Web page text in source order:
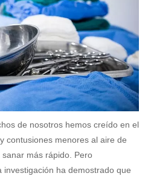
Vendaje elástico de compresión para uso médico de primeros auxilios
de nosotros hemos creído en el
contusiones menores al aire de
más rápido. Pero
investigación ha demostrado que